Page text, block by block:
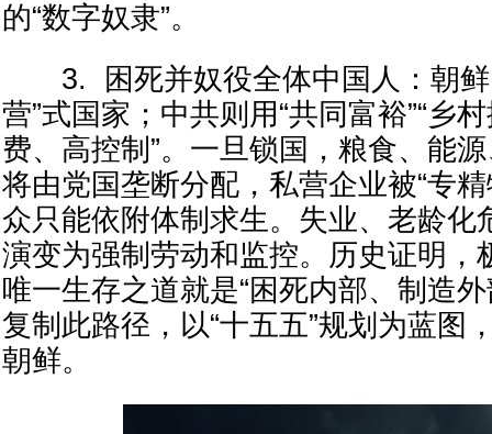
的“数字奴隶”。
3. 困死并奴役全体中国人：朝鲜
营”式国家；中共则用“共同富裕”“乡
费、高控制”。一旦锁国，粮食、能
将由党国垄断分配，私营企业被“专
众只能依附体制求生。失业、老龄化
演变为强制劳动和监控。历史证明，
唯一生存之道就是“困死内部、制造
复制此路径，以“十五五”规划为蓝图
朝鲜。